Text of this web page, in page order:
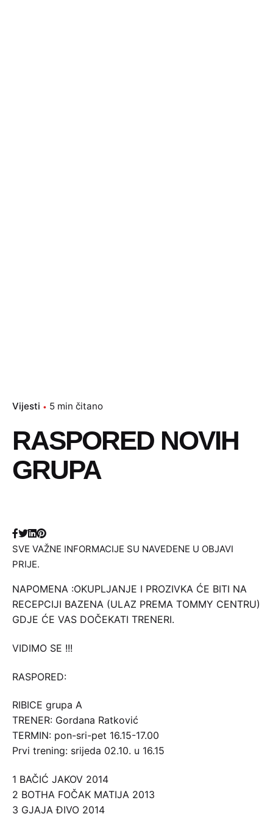
Vijesti 5 min čitano
RASPORED NOVIH
GRUPA
SVE VAŽNE INFORMACIJE SU NAVEDENE U OBJAVI
PRIJE.
NAPOMENA :OKUPLJANJE I PROZIVKA ĆE BITI NA
RECEPCIJI BAZENA (ULAZ PREMA TOMMY CENTRU)
GDJE ĆE VAS DOČEKATI TRENERI.
VIDIMO SE !!!
RASPORED:
RIBICE grupa A
TRENER: Gordana Ratković
TERMIN: pon-sri-pet 16.15-17.00
Prvi trening: srijeda 02.10. u 16.15
1 BAČIĆ JAKOV 2014
2 BOTHA FOČAK MATIJA 2013
3 GJAJA ĐIVO 2014